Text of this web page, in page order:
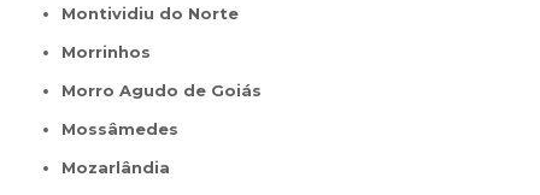
Montividiu do Norte
Morrinhos
Morro Agudo de Goiás
Mossâmedes
Mozarlândia